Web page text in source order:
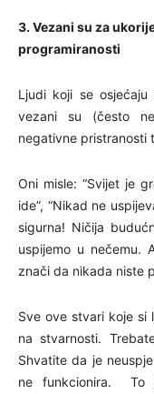
3. Vezani su za
programiranosti
Ljudi koji se
vezani su (često
negativne pristranosti
Oni misle: “Svijet je
ide”, “Nikad ne
sigurna! Ničija
uspijemo u nečemu.
znači da nikada niste
Sve ove stvari koje si
na stvarnosti.
Shvatite da je
ne funkcionira. To